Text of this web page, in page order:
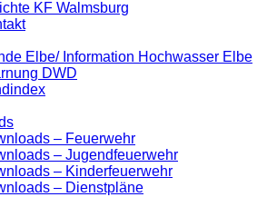
KF Walmsburg
Elbe/ Information Hochwasser Elbe
DWD
– Feuerwehr
– Jugendfeuerwehr
– Kinderfeuerwehr
– Dienstpläne